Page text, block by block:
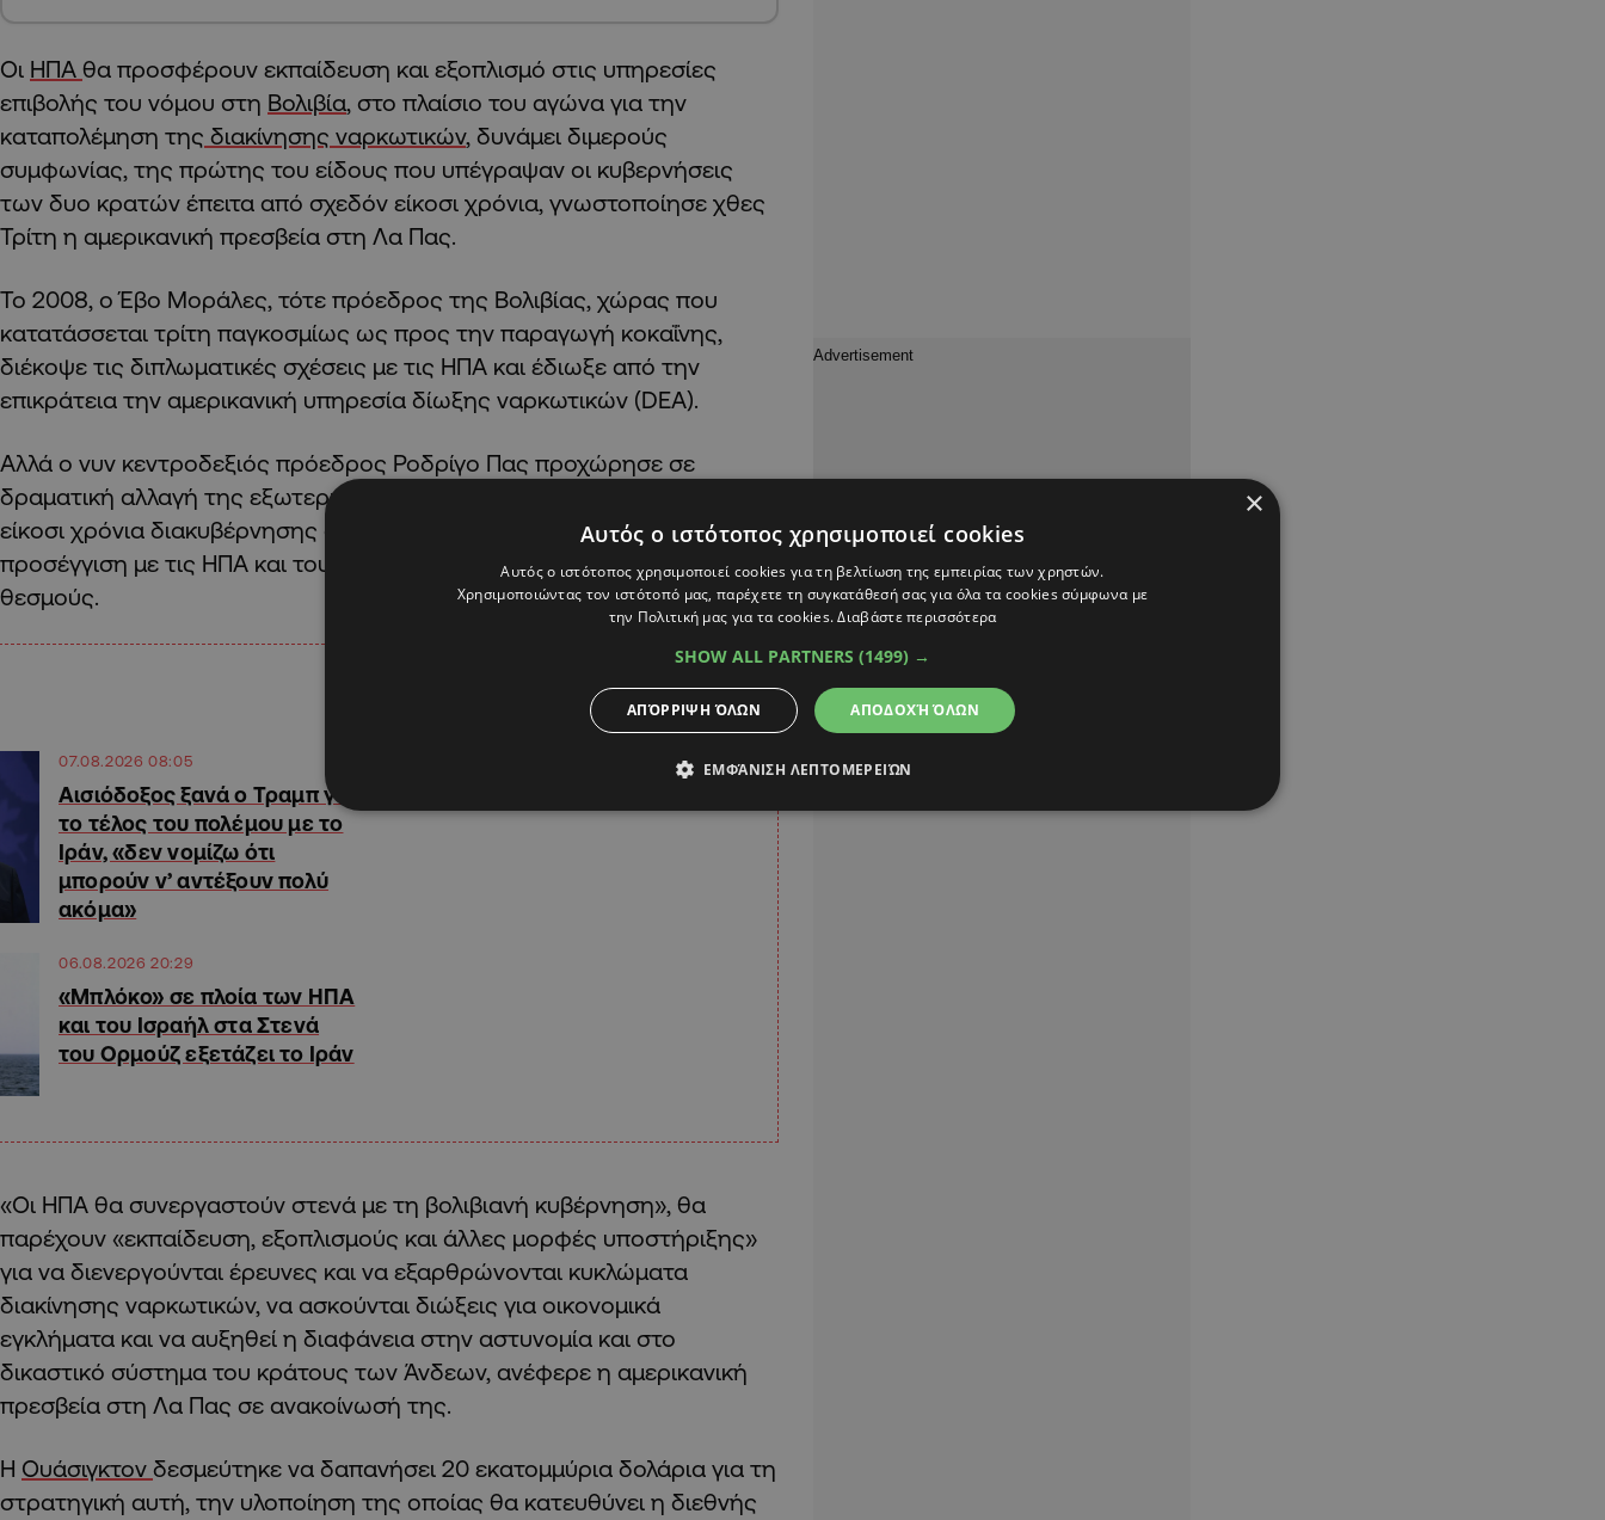
Οι ΗΠΑ θα προσφέρουν εκπαίδευση και εξοπλισμό στις υπηρεσίες
επιβολής του νόμου στη Βολιβία, στο πλαίσιο του αγώνα για την
καταπολέμηση της διακίνησης ναρκωτικών, δυνάμει διμερούς
συμφωνίας, της πρώτης του είδους που υπέγραψαν οι κυβερνήσεις
των δυο κρατών έπειτα από σχεδόν είκοσι χρόνια, γνωστοποίησε χθες
Τρίτη η αμερικανική πρεσβεία στη Λα Πας.
Το 2008, ο Έβο Μοράλες, τότε πρόεδρος της Βολιβίας, χώρας που
κατατάσσεται τρίτη παγκοσμίως ως προς την παραγωγή κοκαΐνης,
διέκοψε τις διπλωματικές σχέσεις με τις ΗΠΑ και έδιωξε από την
επικράτεια την αμερικανική υπηρεσία δίωξης ναρκωτικών (DEA).
Αλλά ο νυν κεντροδεξιός πρόεδρος Ροδρίγο Πας προχώρησε σε
δραματική αλλαγή της εξωτερικής πολιτικής της χώρας, έπειτα από
είκοσι χρόνια διακυβέρνησης από τους σοσιαλιστές, αποπειρώμενος
προσέγγιση με τις ΗΠΑ και τους διεθνείς χρηματοπιστωτικούς
θεσμούς.
07.08.2026 08:05
Αισιόδοξος ξανά ο Τραμπ για
το τέλος του πολέμου με το
Ιράν, «δεν νομίζω ότι
μπορούν ν’ αντέξουν πολύ
ακόμα»
06.08.2026 20:29
«Μπλόκο» σε πλοία των ΗΠΑ
και του Ισραήλ στα Στενά
του Ορμούζ εξετάζει το Ιράν
«Οι ΗΠΑ θα συνεργαστούν στενά με τη βολιβιανή κυβέρνηση», θα
παρέχουν «εκπαίδευση, εξοπλισμούς και άλλες μορφές υποστήριξης»
για να διενεργούνται έρευνες και να εξαρθρώνονται κυκλώματα
διακίνησης ναρκωτικών, να ασκούνται διώξεις για οικονομικά
εγκλήματα και να αυξηθεί η διαφάνεια στην αστυνομία και στο
δικαστικό σύστημα του κράτους των Άνδεων, ανέφερε η αμερικανική
πρεσβεία στη Λα Πας σε ανακοίνωσή της.
Η Ουάσιγκτον δεσμεύτηκε να δαπανήσει 20 εκατομμύρια δολάρια για τη
στρατηγική αυτή, την υλοποίηση της οποίας θα κατευθύνει η διεθνής
×
Αυτός ο ιστότοπος χρησιμοποιεί cookies
Αυτός ο ιστότοπος χρησιμοποιεί cookies για τη βελτίωση της εμπειρίας των χρηστών.
Χρησιμοποιώντας τον ιστότοπό μας, παρέχετε τη συγκατάθεσή σας για όλα τα cookies σύμφωνα με
την Πολιτική μας για τα cookies.Διαβάστε περισσότερα
SHOW ALL PARTNERS (1499) →
ΑΠΟΔΟΧΉ ΌΛΩΝ
ΑΠΌΡΡΙΨΗ ΌΛΩΝ
ΕΜΦΆΝΙΣΗ ΛΕΠΤΟΜΕΡΕΙΏΝ